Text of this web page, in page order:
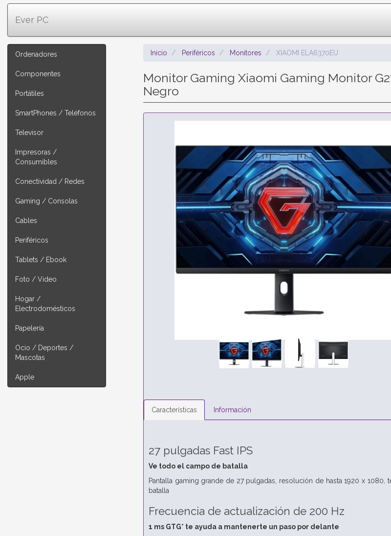
Ever PC
Ordenadores
Componentes
Portátiles
SmartPhones / Teléfonos
Televisor
Impresoras /
Consumibles
Conectividad / Redes
Gaming / Consolas
Cables
Periféricos
Tablets / Ebook
Foto / Video
Hogar /
Electrodomésticos
Papelería
Ocio / Deportes /
Mascotas
Apple
Inicio Periféricos Monitores XIAOMI ELA6370EU
Monitor Gaming Xiaomi Gaming Monitor
Negro
Características Información
27 pulgadas Fast IPS
Ve todo el campo de batalla
Pantalla gaming grande de 27 pulgadas, resolución de hasta 1920 x
batalla
Frecuencia de actualización de 200 Hz
1 ms GTG* te ayuda a mantenerte un paso por delante